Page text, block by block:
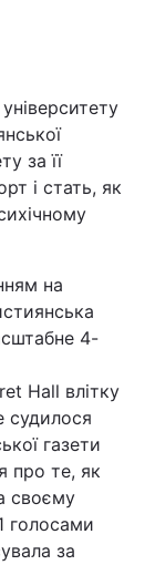
за її
і стать, як
на
4-
Hall влітку
судилося
газети
про те, як
своєму
голосами
за